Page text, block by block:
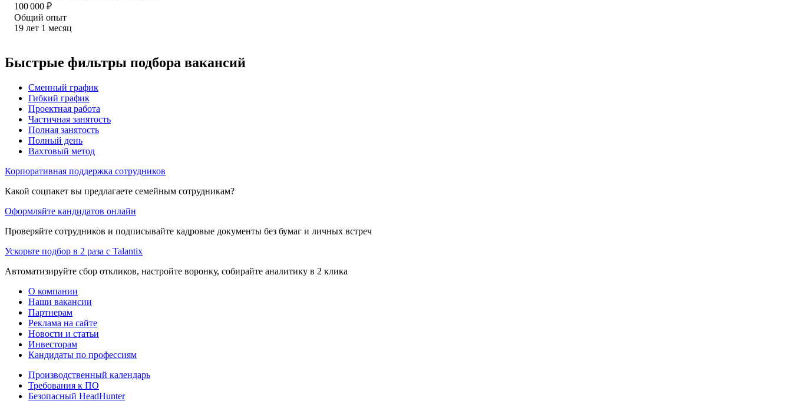
100 000 ₽
Общий опыт
19 лет 1 месяц
Быстрые фильтры подбора вакансий
Сменный график
Гибкий график
Проектная работа
Частичная занятость
Полная занятость
Полный день
Вахтовый метод
Корпоративная поддержка сотрудников
Какой соцпакет вы предлагаете семейным сотрудникам?
Оформляйте кандидатов онлайн
Проверяйте сотрудников и подписывайте кадровые документы без бумаг и личных встреч
Ускорьте подбор в 2 раза с Talantix
Автоматизируйте сбор откликов, настройте воронку, собирайте аналитику в 2 клика
О компании
Наши вакансии
Партнерам
Реклама на сайте
Новости и статьи
Инвесторам
Кандидаты по профессиям
Производственный календарь
Требования к ПО
Безопасный HeadHunter